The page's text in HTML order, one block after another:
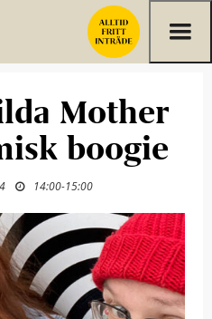
Mother
boogie
 14:00-15:00